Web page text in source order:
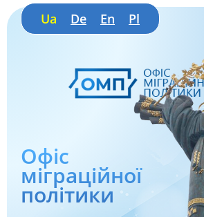
Ua De En Pl
Офіс
міграційної
політики